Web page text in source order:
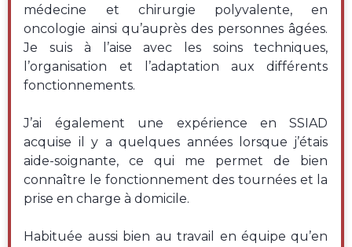
médecine et chirurgie polyvalente, en
oncologie ainsi qu’auprès des personnes âgées.
Je suis à l’aise avec les soins techniques,
l’organisation et l’adaptation aux différents
fonctionnements.
J’ai également une expérience en SSIAD
acquise il y a quelques années lorsque j’étais
aide-soignante, ce qui me permet de bien
connaître le fonctionnement des tournées et la
prise en charge à domicile.
Habituée aussi bien au travail en équipe qu’en